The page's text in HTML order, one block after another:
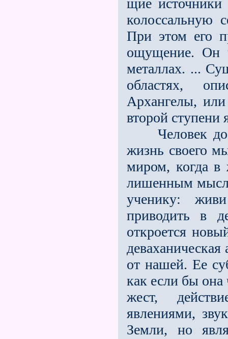
щие
колоссальную
При этом его
ощущение. Он
металлах. ...
областях,
Архангелы,
второй ступени
Человек
жизнь своего
миром, когда
лишенным
ученику:
приводить в
откроется
от нашей. Ее
как если бы она
жест,
явлениями,
Земли, но